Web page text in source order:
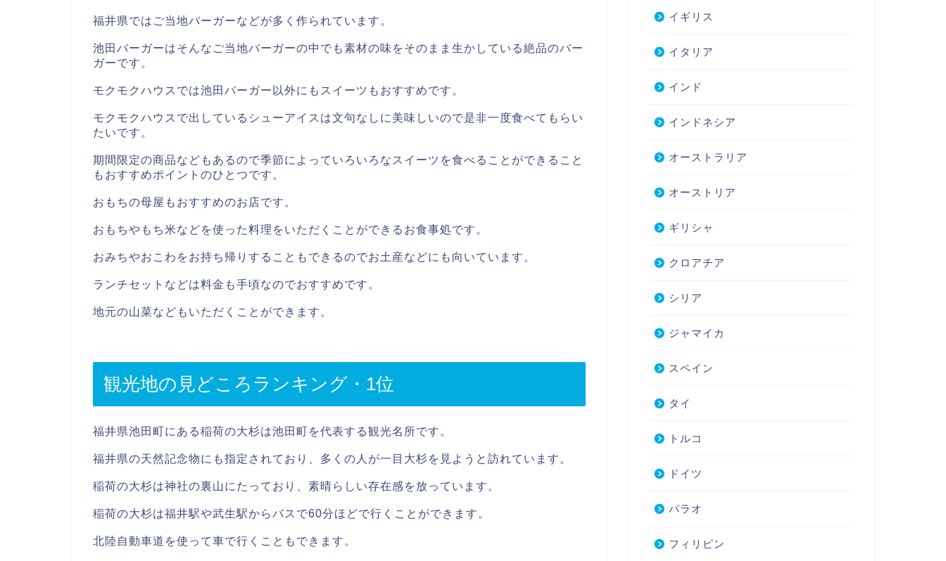
福井県ではご当地バーガーなどが多く作られています。
池田バーガーはそんなご当地バーガーの中でも素材の味をそのまま生かしている絶品のバー
ガーです。
モクモクハウスでは池田バーガー以外にもスイーツもおすすめです。
モクモクハウスで出しているシューアイスは文句なしに美味しいので是非一度食べてもらい
たいです。
期間限定の商品などもあるので季節によっていろいろなスイーツを食べることができること
もおすすめポイントのひとつです。
おもちの母屋もおすすめのお店です。
おもちやもち米などを使った料理をいただくことができるお食事処です。
おみちやおこわをお持ち帰りすることもできるのでお土産などにも向いています。
ランチセットなどは料金も手頃なのでおすすめです。
地元の山菜などもいただくことができます。
観光地の見どころランキング・1位
福井県池田町にある稲荷の大杉は池田町を代表する観光名所です。
福井県の天然記念物にも指定されており、多くの人が一目大杉を見ようと訪れています。
稲荷の大杉は神社の裏山にたっており、素晴らしい存在感を放っています。
稲荷の大杉は福井駅や武生駅からバスで60分ほどで行くことができます。
北陸自動車道を使って車で行くこともできます。
イギリス
イタリア
インド
インドネシア
オーストラリア
オーストリア
ギリシャ
クロアチア
シリア
ジャマイカ
スペイン
タイ
トルコ
ドイツ
パラオ
フィリピン